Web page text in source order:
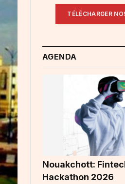
TÉLÉCHARGER
AGENDA
Nouakchott:
Hackathon 2026